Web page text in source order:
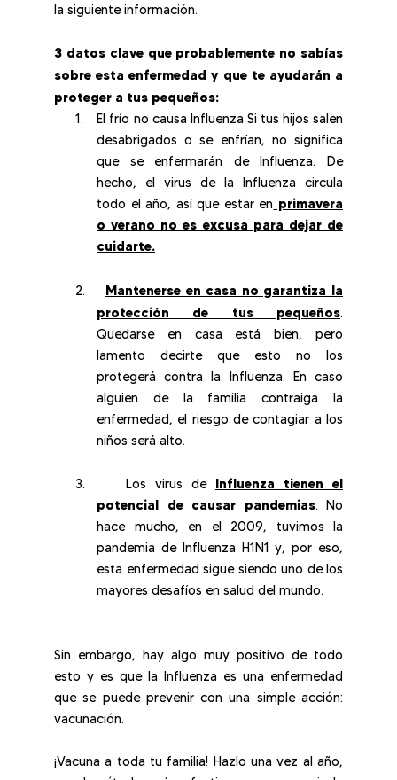
la siguiente información.
3 datos clave que probablemente no sabías
sobre esta enfermedad y que te ayudarán a
proteger a tus pequeños:
1.
El frío no causa Influenza Si tus hijos salen
desabrigados o se enfrían, no significa
que se enfermarán de Influenza. De
hecho, el virus de la Influenza circula
todo el año, así que estar en primavera
o verano no es excusa para dejar de
cuidarte.
2.
Mantenerse en casa no garantiza la
protección de tus pequeños.
Quedarse en casa está bien, pero
lamento decirte que esto no los
protegerá contra la Influenza. En caso
alguien de la familia contraiga la
enfermedad, el riesgo de contagiar a los
niños será alto.
3. Los virus de Influenza tienen el
potencial de causar pandemias. No
hace mucho, en el 2009, tuvimos la
pandemia de Influenza H1N1 y, por eso,
esta enfermedad sigue siendo uno de los
mayores desafíos en salud del mundo.
Sin embargo, hay algo muy positivo de todo
esto y es que la Influenza es una enfermedad
que se puede prevenir con una simple acción:
vacunación.
¡Vacuna a toda tu familia! Hazlo una vez al año,